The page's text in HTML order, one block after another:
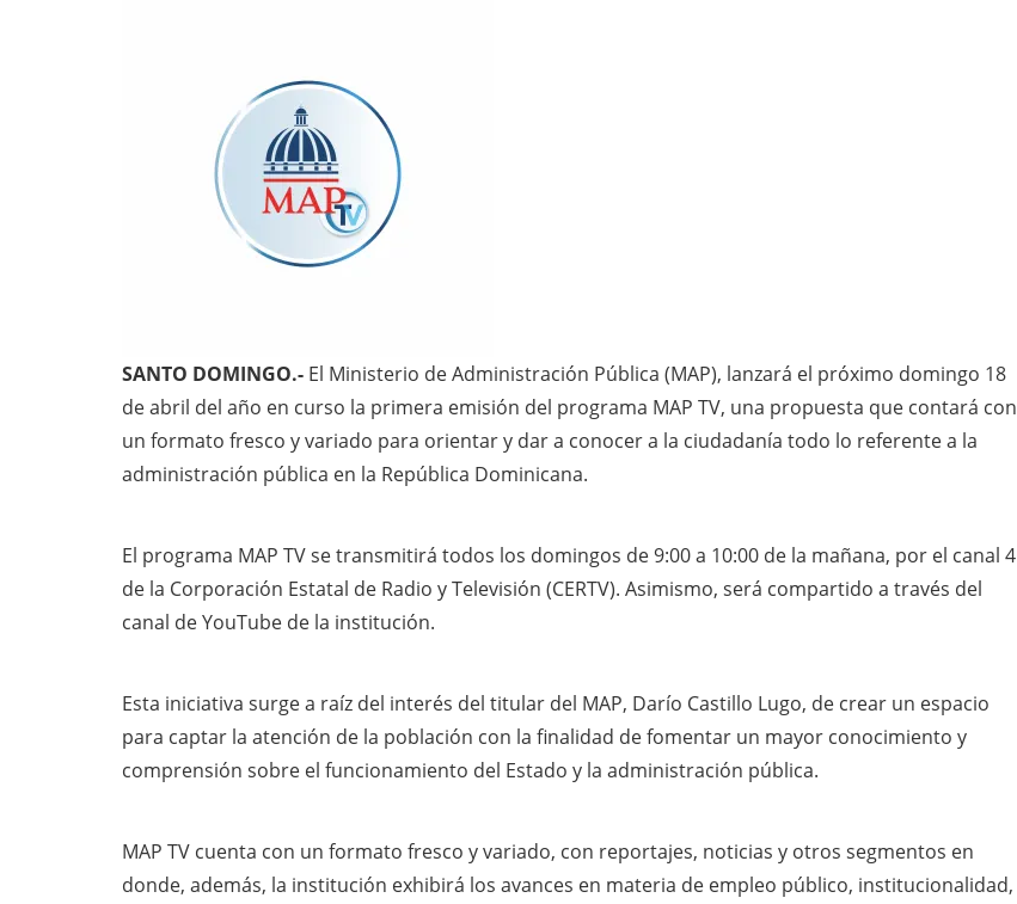
SANTO DOMINGO.- El Ministerio de Administración Pública (MAP), lanzará el próximo domingo 18
de abril del año en curso la primera emisión del programa MAP TV, una propuesta que contará con
un formato fresco y variado para orientar y dar a conocer a la ciudadanía todo lo referente a la
administración pública en la República Dominicana.
El programa MAP TV se transmitirá todos los domingos de 9:00 a 10:00 de la mañana, por el canal 4
de la Corporación Estatal de Radio y Televisión (CERTV). Asimismo, será compartido a través del
canal de YouTube de la institución.
Esta iniciativa surge a raíz del interés del titular del MAP, Darío Castillo Lugo, de crear un espacio
para captar la atención de la población con la finalidad de fomentar un mayor conocimiento y
comprensión sobre el funcionamiento del Estado y la administración pública.
MAP TV cuenta con un formato fresco y variado, con reportajes, noticias y otros segmentos en
donde, además, la institución exhibirá los avances en materia de empleo público, institucionalidad,